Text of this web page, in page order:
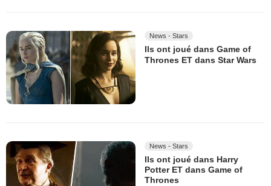
News - Stars
Ils ont joué dans Game of
Thrones ET dans Star Wars
News - Stars
Ils ont joué dans Harry
Potter ET dans Game of
Thrones